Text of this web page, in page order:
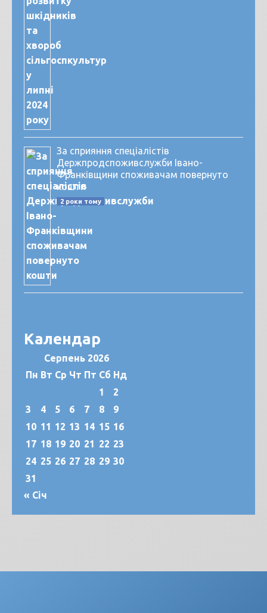
За сприяння спеціалістів
Держпродспоживслужби Івано-
Франківщини споживачам повернуто
кошти
2 роки тому
Календар
Серпень 2026
Пн Вт Ср Чт Пт Сб Нд
1
2
3
4 5 6 7 8
9
10 11 12 13 14 15 16
17 18 19 20 21 22 23
24 25 26 27 28 29 30
31
« Січ